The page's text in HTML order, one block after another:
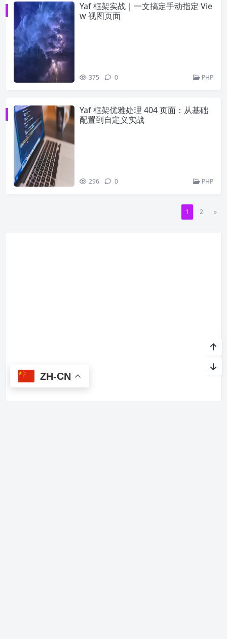
Yaf 框架实战｜一文搞定手动指定 Vie
w 视图页面
375 0 PHP
Yaf 框架优雅处理 404 页面：从基础
配置到自定义实战
296 0 PHP
1 2 »
ZH-CN